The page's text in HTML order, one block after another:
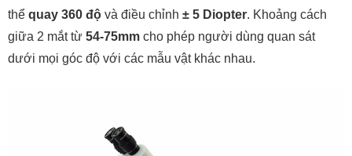
thể quay 360 độ và điều chỉnh ± 5 Diopter. Khoảng cách
giữa 2 mắt từ 54-75mm cho phép người dùng quan sát
dưới mọi góc độ với các mẫu vật khác nhau.